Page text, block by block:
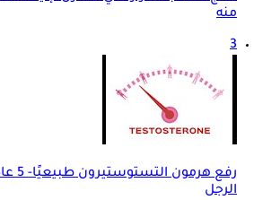
منه
3
رفع
الرجل